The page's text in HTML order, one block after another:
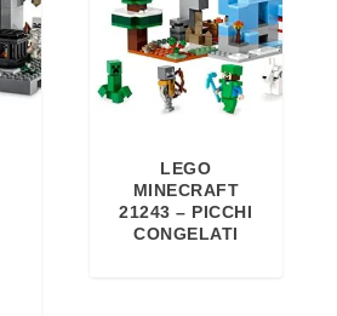
LEGO
MINECRAFT
21243 – PICCHI
CONGELATI